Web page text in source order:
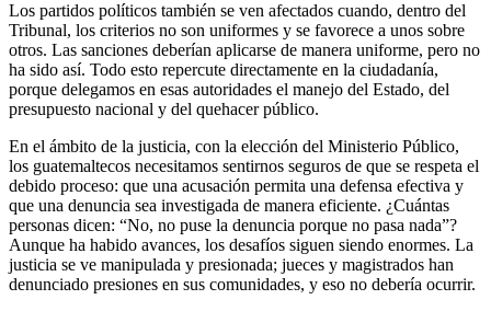
Los partidos políticos también se ven afectados cuando, dentro del
Tribunal, los criterios no son uniformes y se favorece a unos sobre
otros. Las sanciones deberían aplicarse de manera uniforme, pero no
ha sido así. Todo esto repercute directamente en la ciudadanía,
porque delegamos en esas autoridades el manejo del Estado, del
presupuesto nacional y del quehacer público.
En el ámbito de la justicia, con la elección del Ministerio Público,
los guatemaltecos necesitamos sentirnos seguros de que se respeta el
debido proceso: que una acusación permita una defensa efectiva y
que una denuncia sea investigada de manera eficiente. ¿Cuántas
personas dicen: “No, no puse la denuncia porque no pasa nada”?
Aunque ha habido avances, los desafíos siguen siendo enormes. La
justicia se ve manipulada y presionada; jueces y magistrados han
denunciado presiones en sus comunidades, y eso no debería ocurrir.